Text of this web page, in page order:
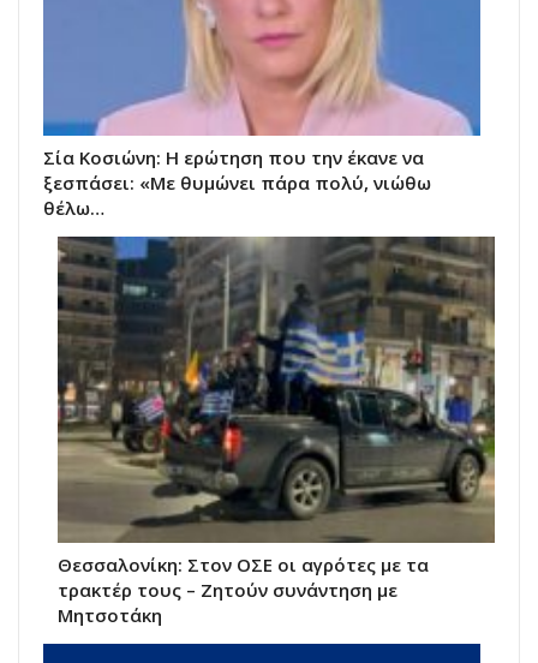
Σία Κοσιώνη: Η ερώτηση που την έκανε να
ξεσπάσει: «Με θυμώνει πάρα πολύ, νιώθω
θέλω…
Θεσσαλονίκη: Στον ΟΣΕ οι αγρότες με τα
τρακτέρ τους – Ζητούν συνάντηση με
Μητσοτάκη